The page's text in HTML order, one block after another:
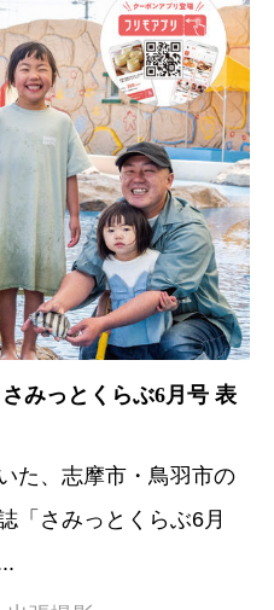
みっとくらぶ6月号 表
た、志摩市・鳥羽市の
「さみっとくらぶ6月